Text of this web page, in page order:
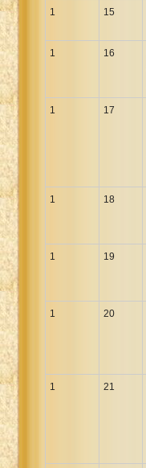
1 15
1 16
1 17
1 18
1 19
1 20
1 21